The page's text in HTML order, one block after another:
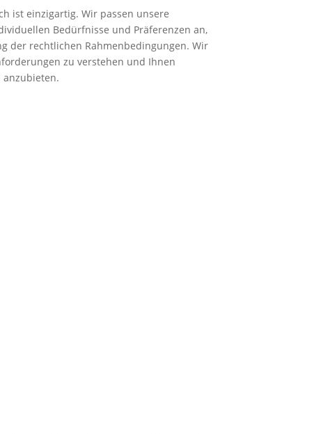
ist einzigartig. Wir passen unsere
Bedürfnisse und Präferenzen an,
der rechtlichen Rahmenbedingungen. Wir
zu verstehen und Ihnen
anzubieten.